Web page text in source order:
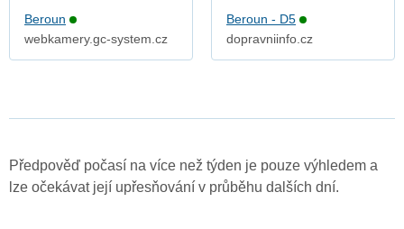
Beroun
webkamery.gc-system.cz
Beroun - D5
dopravniinfo.cz
Předpověď počasí na více než týden je pouze výhledem a
lze očekávat její upřesňování v průběhu dalších dní.